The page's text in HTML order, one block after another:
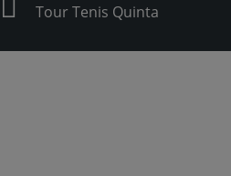
Tour Tenis Quinta